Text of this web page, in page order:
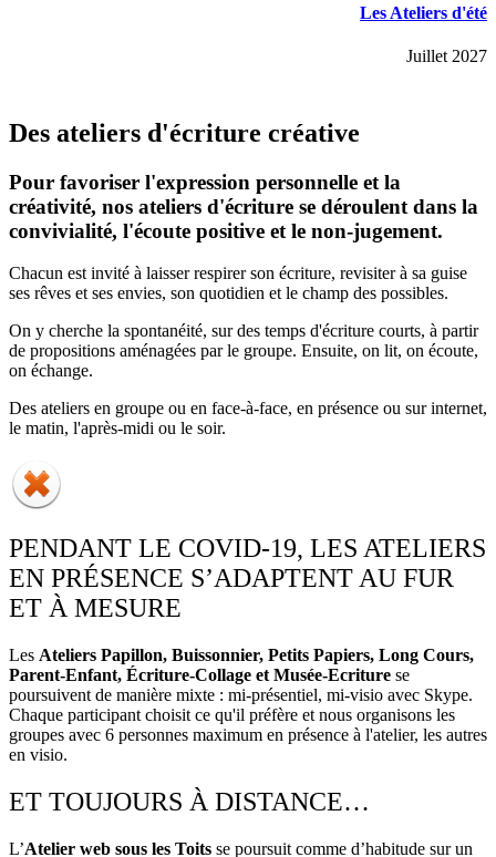
Les Ateliers d'été
Juillet 2027
Des ateliers d'écriture créative
Pour favoriser l'expression personnelle et la
créativité, nos ateliers d'écriture se déroulent dans la
convivialité, l'écoute positive et le non-jugement.
Chacun est invité à laisser respirer son écriture, revisiter à sa guise
ses rêves et ses envies, son quotidien et le champ des possibles.
On y cherche la spontanéité, sur des temps d'écriture courts, à partir
de propositions aménagées par le groupe. Ensuite, on lit, on écoute,
on échange.
Des ateliers en groupe ou en face-à-face, en présence ou sur internet,
le matin, l'après-midi ou le soir.
PENDANT LE COVID-19, LES ATELIERS
EN PRÉSENCE S’ADAPTENT AU FUR
ET À MESURE
Les Ateliers Papillon, Buissonnier, Petits Papiers, Long Cours,
Parent-Enfant, Écriture-Collage et Musée-Ecriture se
poursuivent de manière mixte : mi-présentiel, mi-visio avec Skype.
Chaque participant choisit ce qu'il préfère et nous organisons les
groupes avec 6 personnes maximum en présence à l'atelier, les autres
en visio.
ET TOUJOURS À DISTANCE…
L’Atelier web sous les Toits se poursuit comme d’habitude sur un